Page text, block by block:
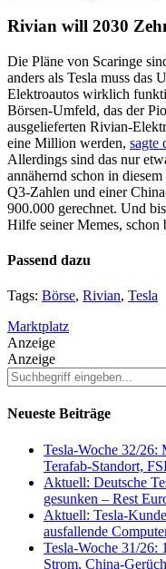
Rivian will 2030
Die Pläne von Scaringe
anders als Tesla muss das
Elektroautos wirklich
Börsen-Umfeld, das der
ausgelieferten Rivian-
eine Million werden, sagte
Allerdings sind das nur
annähernd schon in
Q3-Zahlen und einer
900.000 gerechnet. Und
Hilfe seiner Memes,
Passend dazu
Tags: Börse, Rivian, Tesla
Marktplatz
Anzeige
Anzeige
Suchbegriff
eingeben...
Neueste Beiträge
Tesla-Woche 32/26:
Terafab-Standort,
Aktuell: Deutsche
gesunken – Rest
Aktuell: Tesla-
ausfallende
Tesla-Woche 31/
Strom, China-